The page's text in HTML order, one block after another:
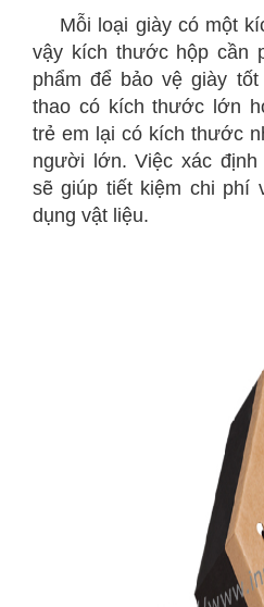
Mỗi loại giày có một
vậy kích thước hộp cần
phẩm để bảo vệ giày
thao có kích thước lớn
trẻ em lại có kích thước
người lớn. Việc xác
sẽ giúp tiết kiệm chi phí
dụng vật liệu.